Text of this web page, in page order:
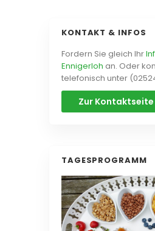
KONTAKT & INFOS
Fordern Sie gleich Ihr
Ennigerloh an. Oder
telefonisch unter
Zur Kontaktseite
TAGESPROGRAMM